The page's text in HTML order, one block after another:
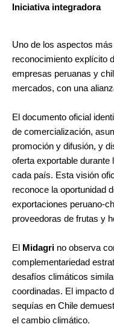
Iniciativa integradora
Uno de los aspectos
reconocimiento explícito
empresas peruanas y
mercados, con una
El documento oficial
de comercialización,
promoción y difusión, y
oferta exportable durante
cada país. Esta visión
reconoce la oportunidad
exportaciones peruano-
proveedoras de frutas y
El Midagri no observa
complementariedad
desafíos climáticos
coordinadas. El impacto
sequías en Chile
el cambio climático.